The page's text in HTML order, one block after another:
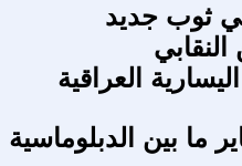
في ثوب جديد
العراقية
ما بين الدبلوماسية